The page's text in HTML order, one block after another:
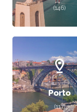
(146)
Porto
(117)